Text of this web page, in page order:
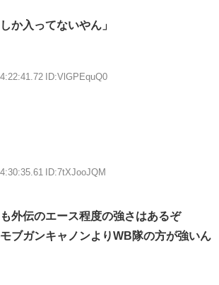
か入ってないやん」
ID:VlGPEquQ0
ID:7tXJooJQM
外伝のエース程度の強さはあるぞ
ブガンキャノンよりWB隊の方が強いん